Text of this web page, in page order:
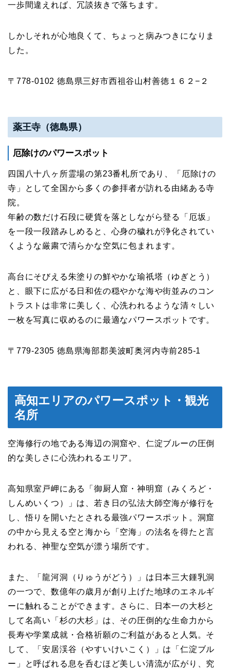
一歩間違えれば、冗談抜きで落ちます。
しかしそれが心地良くて、ちょっと病みつきになりま
した。
〒778-0102 徳島県三好市西祖谷山村善徳１６２−２
薬王寺（徳島県）
厄除けのパワースポット
四国八十八ヶ所霊場の第23番札所であり、「厄除けの
寺」として全国から多くの参拝者が訪れる由緒ある寺
院。
年齢の数だけ石段に硬貨を落としながら登る「厄坂」
を一段一段踏みしめると、心身の穢れが浄化されてい
くような厳粛で清らかな空気に包まれます。
高台にそびえる朱塗りの鮮やかな瑜祇塔（ゆぎとう）
と、眼下に広がる日和佐の穏やかな海や街並みのコン
トラストは非常に美しく、心洗われるような清々しい
一枚を写真に収めるのに最適なパワースポットです。
〒779-2305 徳島県海部郡美波町奥河内寺前285-1
高知エリアのパワースポット・観光
名所
空海修行の地である海辺の洞窟や、仁淀ブルーの圧倒
的な美しさに心洗われるエリア。
高知県室戸岬にある「御厨人窟・神明窟（みくろど・
しんめいくつ）」は、若き日の弘法大師空海が修行を
し、悟りを開いたとされる最強パワースポット。洞窟
の中から見える空と海から「空海」の法名を得たと言
われる、神聖な空気が漂う場所です。
また、「龍河洞（りゅうがどう）」は日本三大鍾乳洞
の一つで、数億年の歳月が創り上げた地球のエネルギ
ーに触れることができます。さらに、日本一の大杉と
して名高い「杉の大杉」は、その圧倒的な生命力から
長寿や学業成就・合格祈願のご利益があると人気。そ
して、「安居渓谷（やすいけいこく）」は「仁淀ブル
ー」と呼ばれる息を呑むほど美しい清流が広がり、究